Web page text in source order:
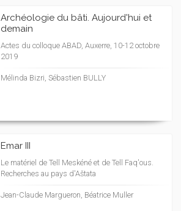
Archéologie du bâti. Aujourd'hui et
demain
Actes du colloque ABAD, Auxerre, 10-12 octobre
2019
Mélinda Bizri, Sébastien BULLY
Emar III
Le matériel de Tell Meskéné et de Tell Faq'ous.
Recherches au pays d'Aštata
Jean-Claude Margueron, Béatrice Muller